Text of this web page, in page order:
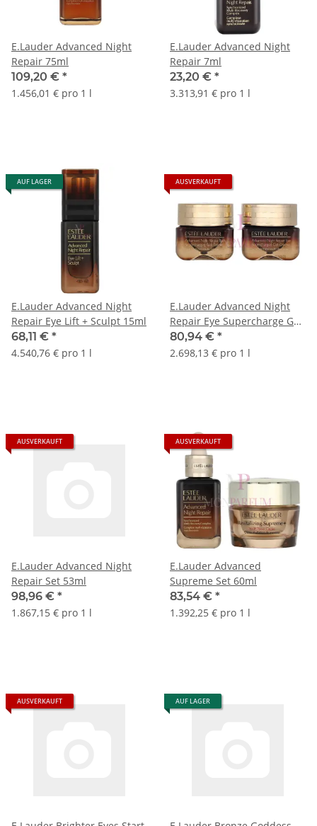
E.Lauder Advanced Night
Repair 75ml
109,20 € *
1.456,01 € pro 1 l
E.Lauder Advanced Night
Repair 7ml
23,20 € *
3.313,91 € pro 1 l
AUF LAGER
E.Lauder Advanced Night
Repair Eye Lift + Sculpt 15ml
68,11 € *
4.540,76 € pro 1 l
AUSVERKAUFT
E.Lauder Advanced Night
Repair Eye Supercharge Gel-
Creme Duo 30ml
80,94 € *
2.698,13 € pro 1 l
AUSVERKAUFT
E.Lauder Advanced Night
Repair Set 53ml
98,96 € *
1.867,15 € pro 1 l
AUSVERKAUFT
E.Lauder Advanced
Supreme Set 60ml
83,54 € *
1.392,25 € pro 1 l
AUSVERKAUFT AUF LAGER